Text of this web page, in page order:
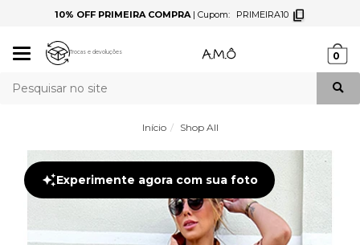
10% OFF PRIMEIRA COMPRA| Cupom: PRIMEIRA10
Mudar
Trocas e devoluções 0
Início Shop All
Experimente agora com sua foto